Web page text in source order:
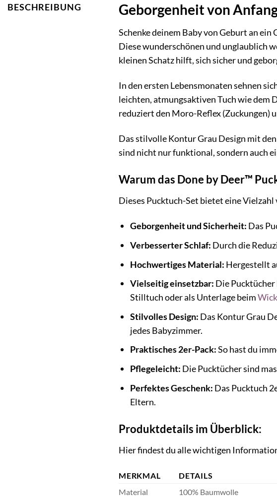
BESCHREIBUNG Geborgenheit von
Schenke deinem Baby von Geburt an
Diese wunderschönen und unglaublich
kleinen Schatz hilft, sich sicher und
In den ersten Lebensmonaten sehnen
leichten, atmungsaktiven Tuch wie dem
reduziert den Moro-Reflex (Zuckungen)
Das stilvolle Kontur Grau Design mit
sind nicht nur funktional, sondern auch
Warum das Done by Deer™
Dieses Pucktuch-Set bietet eine
Geborgenheit und Sicherheit: Das
Verbesserter Schlaf: Durch die
Hochwertiges Material: Hergestellt
Vielseitig einsetzbar: Die Pucktücher
Stilltuch oder als Unterlage beim
Stilvolles Design: Das Kontur Grau
jedes Babyzimmer.
Praktisches 2er-Pack:So hast du
Pflegeleicht: Die Pucktücher sind
Perfektes Geschenk: Das Pucktuch
Eltern.
Produktdetails im Überblick:
Hier findest du alle wichtigen
MERKMAL
DETAILS
Material
100% Baumwolle